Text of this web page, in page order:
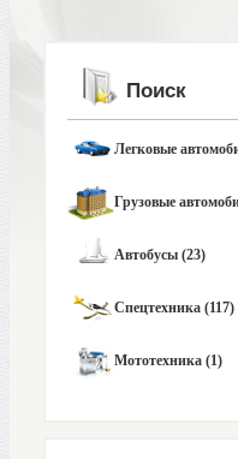
Поиск
Легковые
Грузовые
Автобусы (23)
Спецтехника (117)
Мототехника (1)